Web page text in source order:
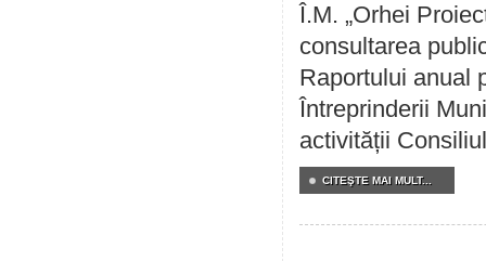
Î.M. „Orhei
consultarea
Raportului anual
Întreprinderii
activității
CITEŞTE MAI MULT...